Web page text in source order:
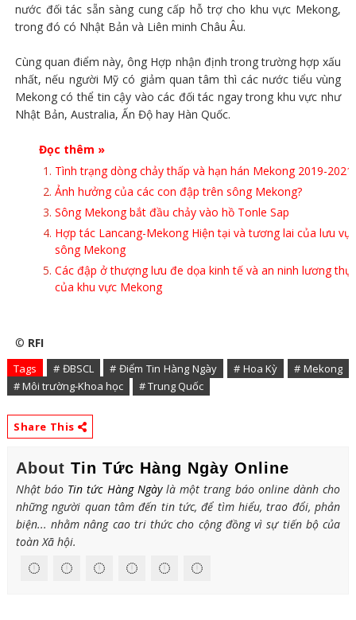
nước đối tác sẵn sàng cung cấp hỗ trợ cho khu vực Mekong,
trong đó có Nhật Bản và Liên minh Châu Âu.
Cùng quan điểm này, ông Hợp nhận định trong trường hợp xấu
nhất, nếu người Mỹ có giảm quan tâm thì các nước tiểu vùng
Mekong có thể tin cậy vào các đối tác ngay trong khu vực như
Nhật Bản, Australia, Ấn Độ hay Hàn Quốc.
Đọc thêm »
Tình trạng dòng chảy thấp và hạn hán Mekong 2019-2021
Ảnh hưởng của các con đập trên sông Mekong?
Sông Mekong bắt đầu chảy vào hồ Tonle Sap
Hợp tác Lancang-Mekong Hiện tại và tương lai của lưu vực
sông Mekong
Các đập ở thượng lưu đe dọa kinh tế và an ninh lương
của khu vực Mekong
© RFI
Tags # ĐBSCL # Điểm Tin Hàng Ngày # Hoa Kỳ
# Mekong
# Môi trường-Khoa học
# Trung Quốc
Share This
About Tin Tức Hàng Ngày Online
Nhật báo Tin tức Hàng Ngàylà một trang báo online dành cho
những người quan tâm đến tin tức, để tìm hiểu, trao đổi, phản
biện... nhằm nâng cao tri thức cho cộng đồng vì sự tiến bộ của
toàn Xã hội.